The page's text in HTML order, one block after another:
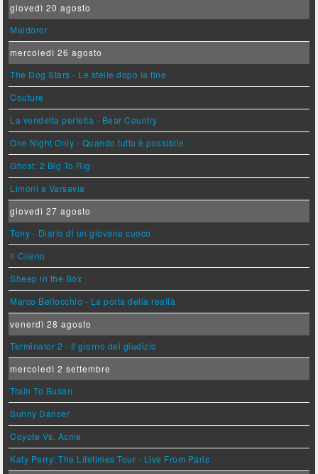
giovedì 20 agosto
Maldoror
mercoledì 26 agosto
The Dog Stars - Le stelle dopo la fine
Couture
La vendetta perfetta - Bear Country
One Night Only - Quando tutto è possibile
Ghost: 2 Big To Rig
Limoni a Varsavia
giovedì 27 agosto
Tony - Diario di un giovane cuoco
Il Cileno
Sheep in the Box
Marco Bellocchio - La porta della realtà
venerdì 28 agosto
Terminator 2 - Il giorno del giudizio
mercoledì 2 settembre
Train To Busan
Sunny Dancer
Coyote Vs. Acme
Katy Perry: The Lifetimes Tour - Live From Paris